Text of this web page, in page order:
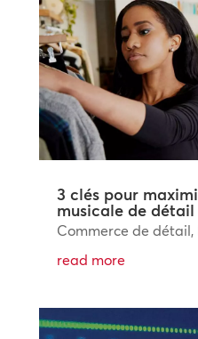
3 clés pour
musicale de détail
Commerce de détail,
read more